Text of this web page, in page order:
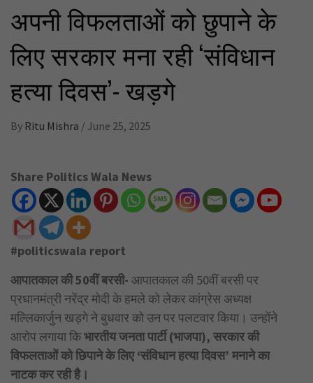
अपनी विफलताओं को छुपाने के
लिए सरकार मना रही ‘संविधान
हत्या दिवस’- खड़गे
By Ritu Mishra / June 25, 2025
Share Politics Wala News
#politicswala report
आपातकाल की 50वीं बरसी- आपातकाल की 50वीं बरसी पर
प्रधानमंत्री नरेंद्र मोदी के हमले को लेकर कांग्रेस अध्यक्ष
मल्लिकार्जुन खड़गे ने बुधवार को उन पर पलटवार किया। उन्होंने
आरोप लगाया किभारतीय जनता पार्टी (भाजपा), सरकार की
विफलताओं को छिपाने के लिए ‘संविधान हत्या दिवस’ मनाने का
नाटक कर रही है।